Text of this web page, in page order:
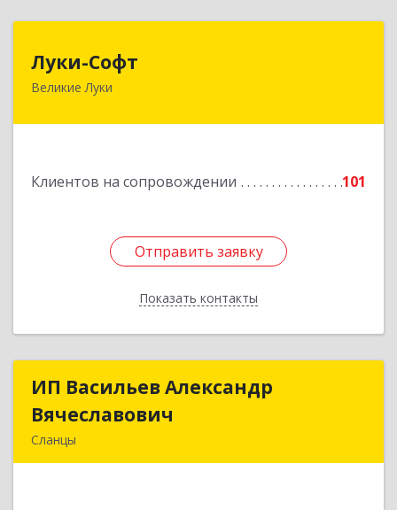
Луки-Софт
Великие Луки
Клиентов на сопровождении 101
Отправить заявку
Показать контакты
182113, Псковская обл, Великие Луки г,
Отправить заявку
Назад
ИП Васильев Александр
Вячеславович
Сланцы
ИП Васильев Александр